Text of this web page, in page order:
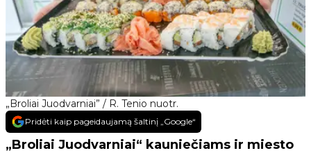
„Broliai Juodvarniai” / R. Tenio nuotr.
Pridėti kaip pageidaujamą šaltinį „Google“
„Broliai Juodvarniai“ kauniečiams ir miesto